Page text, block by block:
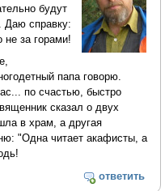
будут
Даю справку:
не за горами!
папа говорю.
по счастью, быстро
сказал о двух
в храм, а другая
"Одна читает акафисты, а
ответить